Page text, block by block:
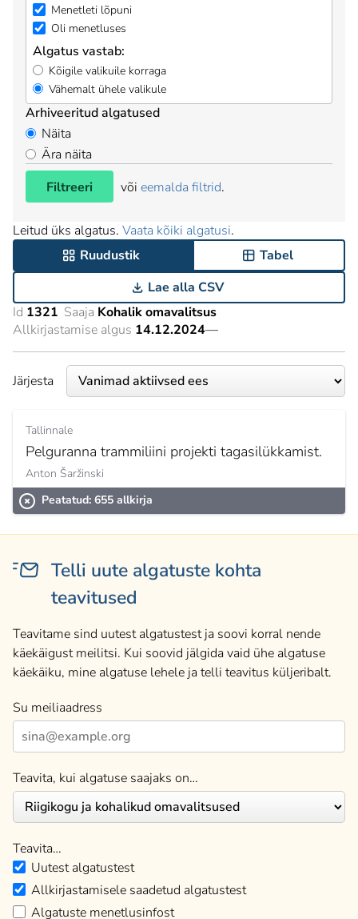
Menetleti lõpuni
Oli menetluses
Algatus vastab:
Kõigile valikuile korraga
Vähemalt ühele valikule
Arhiveeritud algatused
Näita
Ära näita
Filtreeri
või eemalda filtrid.
Leitud üks algatus. Vaata kõiki algatusi.
Ruudustik
Tabel
Lae alla CSV
Id 1321 Saaja Kohalik omavalitsus
Allkirjastamise algus 14.12.2024—
Järjesta
Tallinnale
Pelguranna trammiliini projekti tagasilükkamist.
Anton Šaržinski
Peatatud: 655 allkirja
Telli uute algatuste kohta
teavitused
Teavitame sind uutest algatustest ja soovi korral nende
käekäigust meilitsi. Kui soovid jälgida vaid ühe algatuse
käekäiku, mine algatuse lehele ja telli teavitus küljeribalt.
Su meiliaadress
Teavita, kui algatuse saajaks on…
Teavita…
Uutest algatustest
Allkirjastamisele saadetud algatustest
Algatuste menetlusinfost